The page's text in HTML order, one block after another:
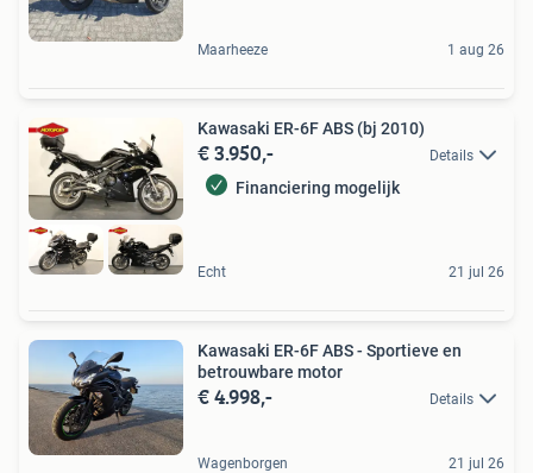
Maarheeze 1 aug 26
Kawasaki ER-6F ABS (bj 2010)
€ 3.950,- Details
Financiering mogelijk
Echt 21 jul 26
Kawasaki ER-6F ABS - Sportieve en
betrouwbare motor
€ 4.998,- Details
Wagenborgen 21 jul 26